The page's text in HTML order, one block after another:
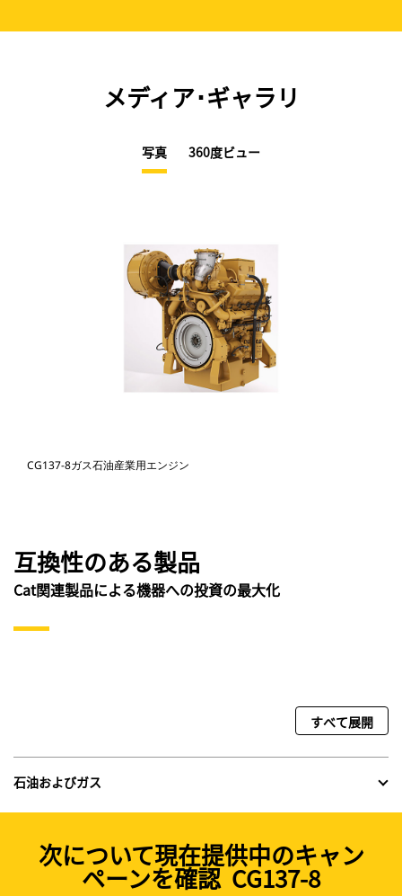
メディア･ギャラリ
写真 360度ビュー
CG137-8ガス石油産業用エンジン
互換性のある製品
Cat関連製品による機器への投資の最大化
すべて展開
石油およびガス
次について現在提供中のキャン
ペーンを確認 CG137-8